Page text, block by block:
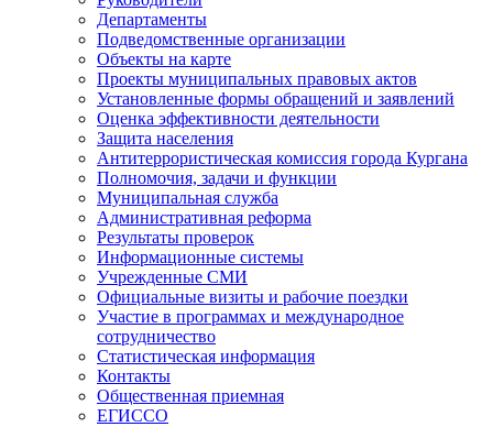
Департаменты
Подведомственные организации
Объекты на карте
Проекты муниципальных правовых актов
Установленные формы обращений и заявлений
Оценка эффективности деятельности
Защита населения
Антитеррористическая комиссия города Кургана
Полномочия, задачи и функции
Муниципальная служба
Административная реформа
Результаты проверок
Информационные системы
Учрежденные СМИ
Официальные визиты и рабочие поездки
Участие в программах и международное
сотрудничество
Статистическая информация
Контакты
Общественная приемная
ЕГИССО